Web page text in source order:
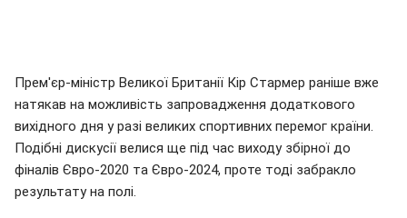
Прем'єр-міністр Великої Британії Кір Стармер раніше вже
натякав на можливість запровадження додаткового
вихідного дня у разі великих спортивних перемог країни.
Подібні дискусії велися ще під час виходу збірної до
фіналів Євро-2020 та Євро-2024, проте тоді забракло
результату на полі.